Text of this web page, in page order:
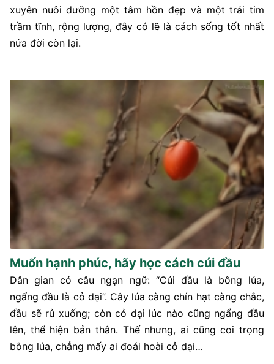
xuyên nuôi dưỡng một tâm hồn đẹp và một trái tim
trầm tĩnh, rộng lượng, đây có lẽ là cách sống tốt nhất
nửa đời còn lại.
Muốn hạnh phúc, hãy học cách cúi đầu
Dân gian có câu ngạn ngữ: “Cúi đầu là bông lúa,
ngẩng đầu là cỏ dại”. Cây lúa càng chín hạt càng chắc,
đầu sẽ rủ xuống; còn cỏ dại lúc nào cũng ngẩng đầu
lên, thể hiện bản thân. Thế nhưng, ai cũng coi trọng
bông lúa, chẳng mấy ai đoái hoài cỏ dại…